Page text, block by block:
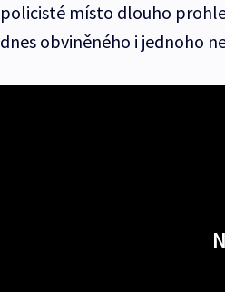
policisté místo dlouho
dnes obviněného i jednoho